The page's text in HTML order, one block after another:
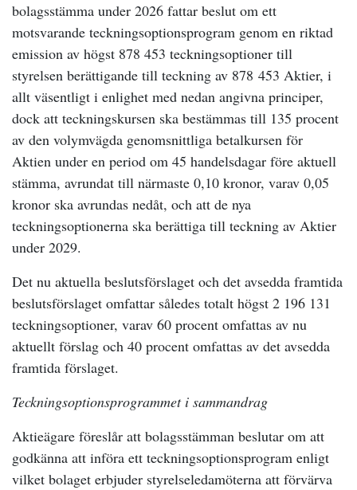
bolagsstämma under 2026 fattar beslut om ett
motsvarande teckningsoptionsprogram genom en riktad
emission av högst 878 453 teckningsoptioner till
styrelsen berättigande till teckning av 878 453 Aktier, i
allt väsentligt i enlighet med nedan angivna principer,
dock att teckningskursen ska bestämmas till 135 procent
av den volymvägda genomsnittliga betalkursen för
Aktien under en period om 45 handelsdagar före aktuell
stämma, avrundat till närmaste 0,10 kronor, varav 0,05
kronor ska avrundas nedåt, och att de nya
teckningsoptionerna ska berättiga till teckning av Aktier
under 2029.
Det nu aktuella beslutsförslaget och det avsedda framtida
beslutsförslaget omfattar således totalt högst 2 196 131
teckningsoptioner, varav 60 procent omfattas av nu
aktuellt förslag och 40 procent omfattas av det avsedda
framtida förslaget.
Teckningsoptionsprogrammet i sammandrag
Aktieägare föreslår att bolagsstämman beslutar om att
godkänna att införa ett teckningsoptionsprogram enligt
vilket bolaget erbjuder styrelseledamöterna att förvärva